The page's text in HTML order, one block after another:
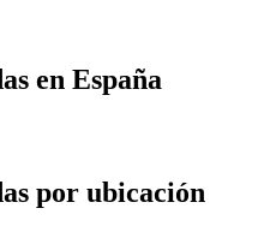
en España
por ubicación